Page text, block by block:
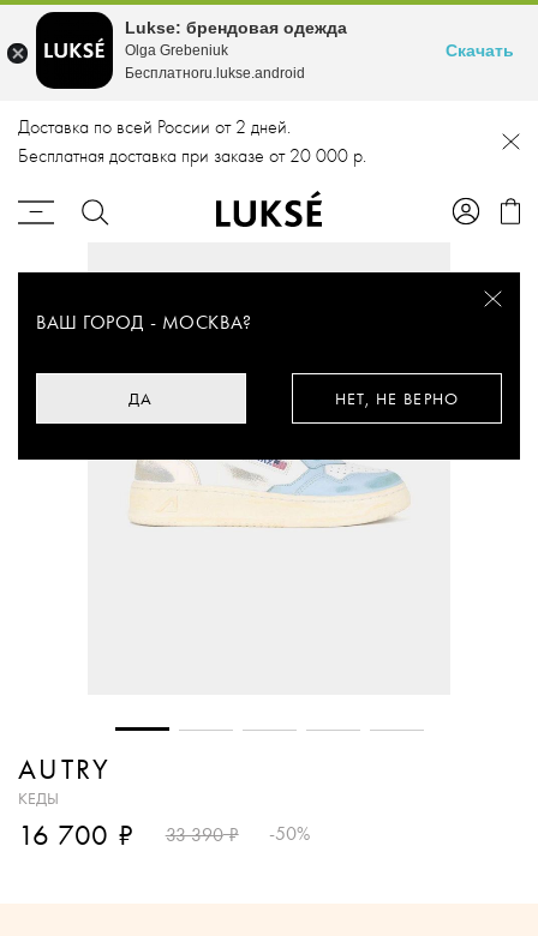
Доставка по всей России от 2 дней.
Бесплатная доставка при заказе от 20 000 р.
ВАШ ГОРОД - МОСКВА?
ДА НЕТ, НЕ ВЕРНО
AUTRY
КЕДЫ
16 700 ₽ 33 390₽ -50%
Lukse: брендовая одежда
Olga Grebeniuk
Бесплатноru.lukse.android
Скачать